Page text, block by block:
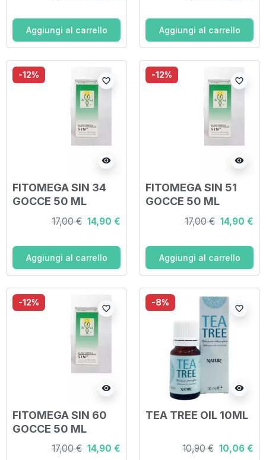
Aggiungi al carrello Aggiungi al carrello
-12%
visibility
favorite_border
FITOMEGA SIN 34
GOCCE 50 ML
17,00 € 14,90 €
Aggiungi al carrello
-12%
visibility
favorite_border
FITOMEGA SIN 51
GOCCE 50 ML
17,00 € 14,90 €
Aggiungi al carrello
-12%
visibility
favorite_border
FITOMEGA SIN 60
GOCCE 50 ML
17,00 € 14,90 €
-8%
visibility
favorite_border
TEA TREE OIL 10ML
10,90 € 10,06 €